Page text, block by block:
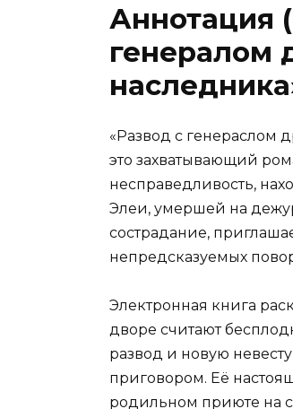
Аннотация
генералом
«Развод с генераслом
это захватывающий
несправедливость,
Элеи, умершей на
сострадание,
непредсказуемых
Электронная книга
дворе считают
развод и новую
приговором. Её
родильном приюте на